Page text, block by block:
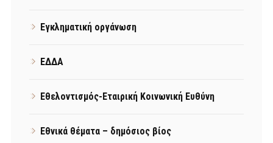
Εγκληματική οργάνωση
ΕΔΔΑ
Εθελοντισμός-Εταιρική Κοινωνική Ευθύνη
Εθνικά θέματα – δημόσιος βίος